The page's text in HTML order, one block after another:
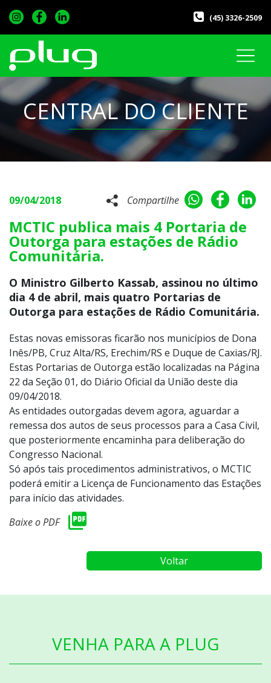
(45) 3326-2509
CENTRAL DO CLIENTE
09/04/2018 Compartilhe
MCTIC publica mais 4 Portaria de
Outorga para estações de Rádio
Comunitária.
O Ministro Gilberto Kassab, assinou no último
dia 4 de abril, mais quatro Portarias de
Outorga para estações de Rádio Comunitária.
Estas novas emissoras ficarão nos municípios de Dona
Inês/PB, Cruz Alta/RS, Erechim/RS e Duque de Caxias/RJ.
Estas Portarias de Outorga estão localizadas na Página
22 da Seção 01, do Diário Oficial da União deste dia
09/04/2018.
As entidades outorgadas devem agora, aguardar a
remessa dos autos de seus processos para a Casa Civil,
que posteriormente encaminha para deliberação do
Congresso Nacional.
Só após tais procedimentos administrativos, o MCTIC
poderá emitir a Licença de Funcionamento das Estações
para início das atividades.
Baixe o PDF
Voltar
VENHA PARA A PLUG